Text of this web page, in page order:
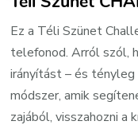
Ez a Téli Szünet
telefonod. Arról szól,
irányítást – és tényleg
módszer, amik
zajából, visszahozni a